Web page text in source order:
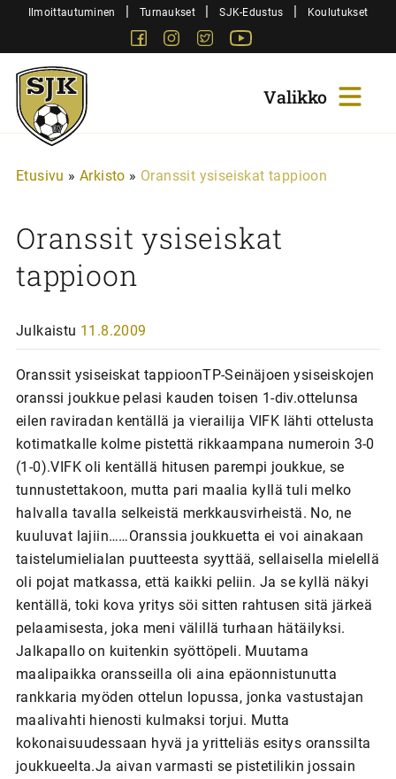
SiirryIlmoittautuminen | Turnaukset | SJK-Edustus | Koulutukset
FacebookInstagram
Twitter
Sjk-
Juniorit
Etusivu » Arkisto » Oranssit ysiseiskat tappioon
Oranssit ysiseiskat
tappioon
Julkaistu 11.8.2009
Oranssit ysiseiskat tappioonTP-Seinäjoen ysiseiskojen
oranssi joukkue pelasi kauden toisen 1-div.ottelunsa
eilen raviradan kentällä ja vierailija VIFK lähti ottelusta
kotimatkalle kolme pistettä rikkaampana numeroin 3-0
(1-0).VIFK oli kentällä hitusen parempi joukkue, se
tunnustettakoon, mutta pari maalia kyllä tuli melko
halvalla tavalla selkeistä merkkausvirheistä. No, ne
kuuluvat lajiin……Oranssia joukkuetta ei voi ainakaan
taistelumielialan puutteesta syyttää, sellaisella mielellä
oli pojat matkassa, että kaikki peliin. Ja se kyllä näkyi
kentällä, toki kova yritys söi sitten rahtusen sitä järkeä
pelaamisesta, joka meni välillä turhaan hätäilyksi.
Jalkapallo on kuitenkin syöttöpeli. Muutama
maalipaikka oransseilla oli aina epäonnistunutta
rankkaria myöden ottelun lopussa, jonka vastustajan
maalivahti hienosti kulmaksi torjui. Mutta
kokonaisuudessaan hyvä ja yritteliäs esitys oranssilta
joukkueelta.Ja aivan varmasti se pistetilikin jossain